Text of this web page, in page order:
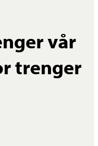
vår
trenger